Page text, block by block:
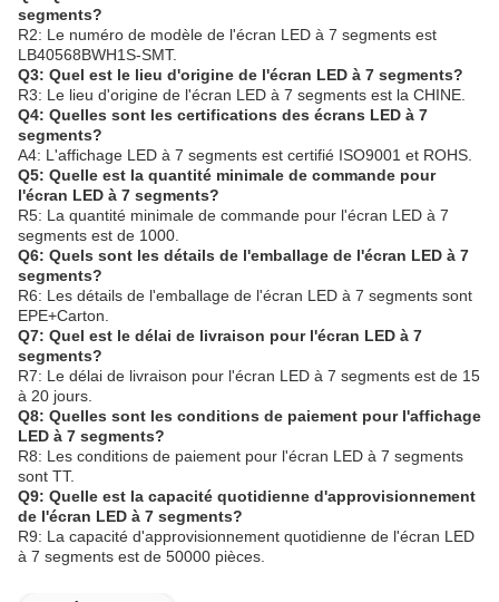
segments?
R2: Le numéro de modèle de l'écran LED à 7 segments est
LB40568BWH1S-SMT.
Q3: Quel est le lieu d'origine de l'écran LED à 7 segments?
R3: Le lieu d'origine de l'écran LED à 7 segments est la CHINE.
Q4: Quelles sont les certifications des écrans LED à 7
segments?
A4: L'affichage LED à 7 segments est certifié ISO9001 et ROHS.
Q5: Quelle est la quantité minimale de commande pour
l'écran LED à 7 segments?
R5: La quantité minimale de commande pour l'écran LED à 7
segments est de 1000.
Q6: Quels sont les détails de l'emballage de l'écran LED à 7
segments?
R6: Les détails de l'emballage de l'écran LED à 7 segments sont
EPE+Carton.
Q7: Quel est le délai de livraison pour l'écran LED à 7
segments?
R7: Le délai de livraison pour l'écran LED à 7 segments est de 15
à 20 jours.
Q8: Quelles sont les conditions de paiement pour l'affichage
LED à 7 segments?
R8: Les conditions de paiement pour l'écran LED à 7 segments
sont TT.
Q9: Quelle est la capacité quotidienne d'approvisionnement
de l'écran LED à 7 segments?
R9: La capacité d'approvisionnement quotidienne de l'écran LED
à 7 segments est de 50000 pièces.